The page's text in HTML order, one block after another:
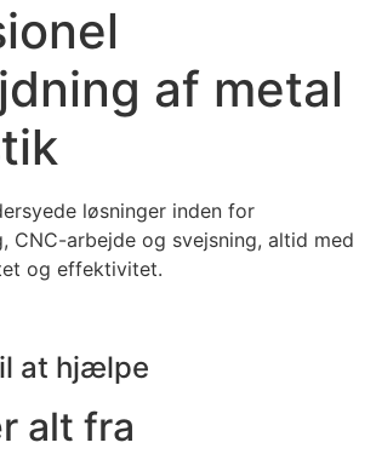
af metal
løsninger inden for
CNC-arbejde og svejsning, altid med
og effektivitet.
at hjælpe
alt fra